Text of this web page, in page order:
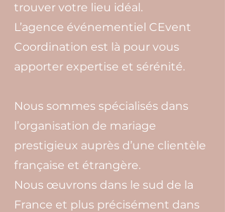
trouver votre lieu idéal.
L’agence événementiel CEvent
Coordination est là pour vous
apporter expertise et sérénité.
Nous sommes spécialisés dans
l’organisation de mariage
prestigieux auprès d’une clientèle
française et étrangère.
Nous œuvrons dans le sud de la
France et plus précisément dans